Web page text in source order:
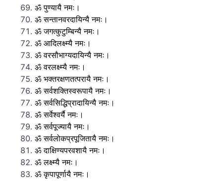
ॐ पुण्यायै नमः।
ॐ सन्तानवरदायिन्यै नमः।
ॐ जगत्कुटुम्बिन्यै नमः।
ॐ आदिलक्ष्म्यै नमः।
ॐ वरसौभाग्यदायिन्यै नमः।
ॐ वरलक्ष्म्यै नमः।
ॐ भक्तरक्षणतत्परायै नमः।
ॐ सर्वशक्तिस्वरूपायै नमः।
ॐ सर्वसिद्धिप्रादायिन्यै नमः।
ॐ सर्वेश्वर्यै नमः।
ॐ सर्वपूज्यायै नमः।
ॐ सर्वलोकप्रपूजितायै नमः।
ॐ दाक्षिण्यपरवशायै नमः।
ॐ लक्ष्म्यै नमः।
ॐ कृपापूर्णायै नमः।